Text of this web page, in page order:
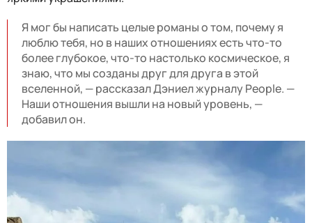
Я мог бы написать целые романы о том, почему я
люблю тебя, но в наших отношениях есть что-то
более глубокое, что-то настолько космическое, я
знаю, что мы созданы друг для друга в этой
вселенной, — рассказал Дэниел журналу People. —
Наши отношения вышли на новый уровень, —
добавил он.